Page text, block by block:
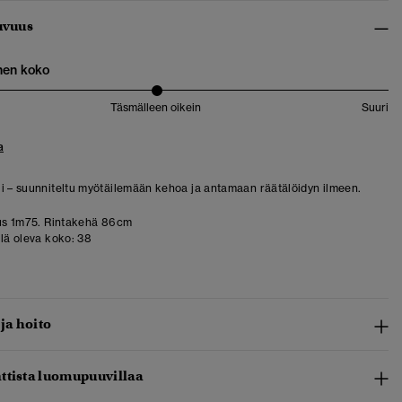
koko
Täsmälleen oikein Suuri
– suunniteltu myötäilemään kehoa ja antamaan räätälöidyn ilmeen.
1m75. Rintakehä 86cm
oleva koko: 38
hoito
luomupuuvillaa